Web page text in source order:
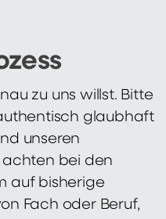
zu uns willst. Bitte
glaubhaft
unseren
bei den
auf bisherige
Fach oder Beruf,